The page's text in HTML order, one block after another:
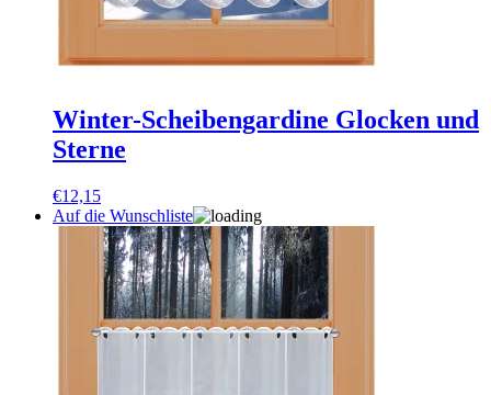
Winter-Scheibengardine Glocken und
Sterne
€12,15
Auf die Wunschliste